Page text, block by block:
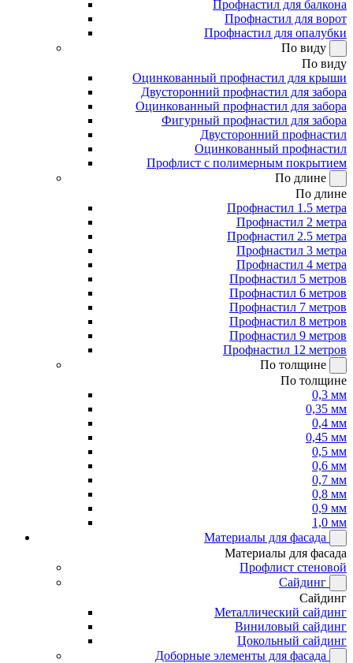
Профнастил для балкона
Профнастил для ворот
Профнастил для опалубки
По виду
По виду
Оцинкованный профнастил для крыши
Двусторонний профнастил для забора
Оцинкованный профнастил для забора
Фигурный профнастил для забора
Двусторонний профнастил
Оцинкованный профнастил
Профлист с полимерным покрытием
По длине
По длине
Профнастил 1.5 метра
Профнастил 2 метра
Профнастил 2.5 метра
Профнастил 3 метра
Профнастил 4 метра
Профнастил 5 метров
Профнастил 6 метров
Профнастил 7 метров
Профнастил 8 метров
Профнастил 9 метров
Профнастил 12 метров
По толщине
По толщине
0,3 мм
0,35 мм
0,4 мм
0,45 мм
0,5 мм
0,6 мм
0,7 мм
0,8 мм
0,9 мм
1,0 мм
Материалы для фасада
Материалы для фасада
Профлист стеновой
Сайдинг
Сайдинг
Металлический сайдинг
Виниловый сайдинг
Цокольный сайдинг
Доборные элементы для фасада